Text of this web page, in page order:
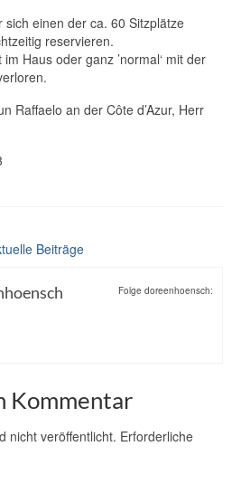
sich einen der ca. 60 Sitzplätze
reservieren.
Haus oder ganz ’normal‘ mit der
Raffaelo an der Côte d’Azur, Herr
Beiträge
Folge doreenhoensch:
Kommentar
nicht veröffentlicht. Erforderliche